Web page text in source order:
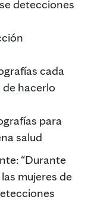
detecciones
cada
hacerlo
para
salud
“Durante
mujeres de